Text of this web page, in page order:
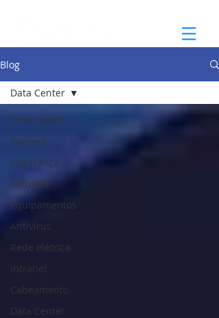
Blog
Todos posts
Internet
Segurança
Software
Equipamentos
Antivírus
Rede elétrica
intranet
Cabeamento
Data Center
Data Center